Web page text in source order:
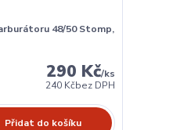
48/50 Stomp,
290 Kč/ks
240 Kčbez DPH
Přidat do košíku